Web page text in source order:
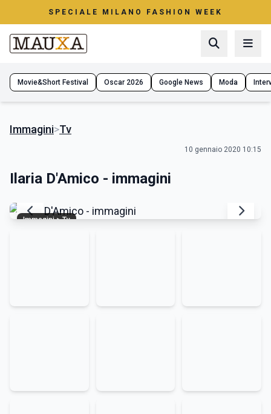
SPECIALE MILANO FASHION WEEK
Movie&Short Festival Oscar 2026 Google News Moda
Immagini>Tv
10 gennaio 2020 10:15
Ilaria D'Amico - immagini
Immagini > Tv